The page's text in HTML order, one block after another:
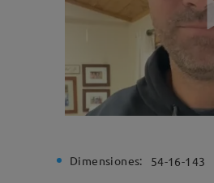
Dimensiones: 54-16-143